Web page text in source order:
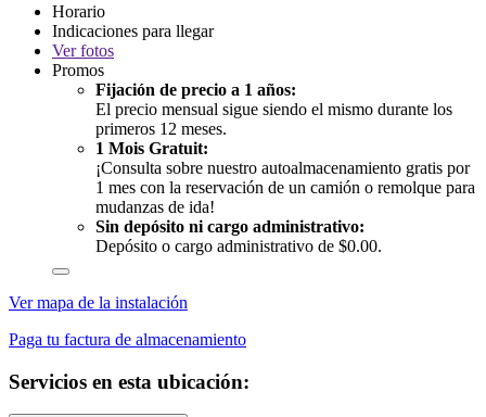
Horario
Indicaciones para llegar
Verfotos
Promos
Fijación de precio a 1 años:
El precio mensual sigue siendo el mismo durante los
primeros 12 meses.
1 Mois Gratuit:
¡Consulta sobre nuestro autoalmacenamiento gratis por
1 mes con la reservación de un camión o remolque para
mudanzas de ida!
Sin depósito ni cargo administrativo:
Depósito o cargo administrativo de $0.00.
Ver mapa de la instalación
Paga tu factura de almacenamiento
Servicios en esta ubicación: